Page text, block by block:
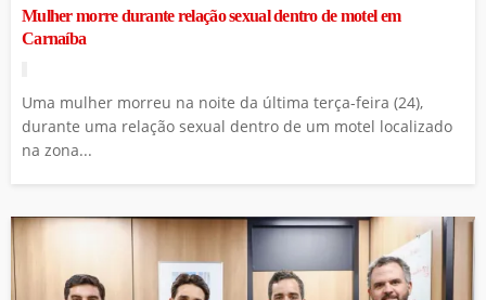
Mulher morre durante relação sexual dentro de motel em
Carnaíba
Uma mulher morreu na noite da última terça-feira (24),
durante uma relação sexual dentro de um motel localizado
na zona...